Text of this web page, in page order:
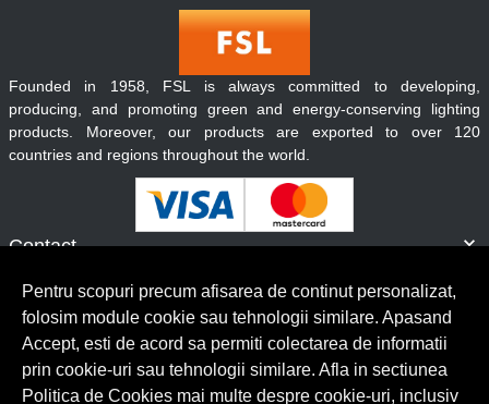
Contact
Servicii clienti
Founded in 1958, FSL is always committed to developing,
producing, and promoting green and energy-conserving lighting
products. Moreover, our products are exported to over 120
countries and regions throughout the world.
© Copyright 2026 Lumilux. Toate drepturile rezervate.
Pentru scopuri precum afisarea de continut personalizat,
folosim module cookie sau tehnologii similare. Apasand
Accept, esti de acord sa permiti colectarea de informatii
prin cookie-uri sau tehnologii similare. Afla in sectiunea
Politica de Cookies mai multe despre cookie-uri, inclusiv